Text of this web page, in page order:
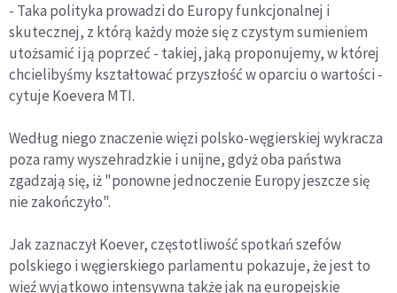
- Taka polityka prowadzi do Europy funkcjonalnej i
skutecznej, z którą każdy może się z czystym sumieniem
utożsamić i ją poprzeć - takiej, jaką proponujemy, w której
chcielibyśmy kształtować przyszłość w oparciu o wartości -
cytuje Koevera MTI.
Według niego znaczenie więzi polsko-węgierskiej wykracza
poza ramy wyszehradzkie i unijne, gdyż oba państwa
zgadzają się, iż "ponowne jednoczenie Europy jeszcze się
nie zakończyło".
Jak zaznaczył Koever, częstotliwość spotkań szefów
polskiego i węgierskiego parlamentu pokazuje, że jest to
więź wyjątkowo intensywna także jak na europejskie